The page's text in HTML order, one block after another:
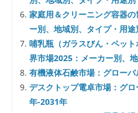
家庭用＆クリーニング容器
ー別、地域別、タイプ・用途
哺乳瓶（ガラスびん・ペッ
界市場2025：メーカー別、
有機液体石鹸市場：グロー
デスクトップ電卓市場：グ
年-2031年